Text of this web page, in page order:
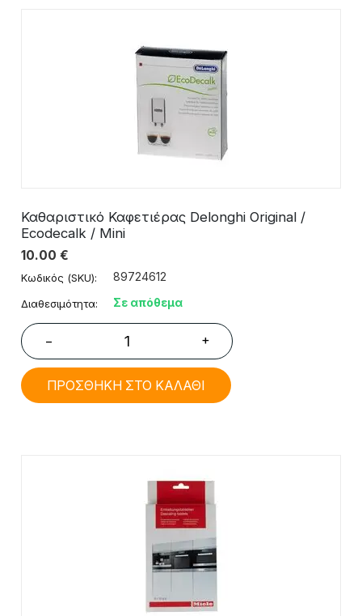
Καθαριστικό Καφετιέρας Delonghi Original /
Ecodecalk / Mini
10.00 €
Κωδικός (SKU): 89724612
Διαθεσιμότητα: Σε απόθεμα
− +
ΠΡΟΣΘΗΚΗ ΣΤΟ ΚΑΛΑΘΙ